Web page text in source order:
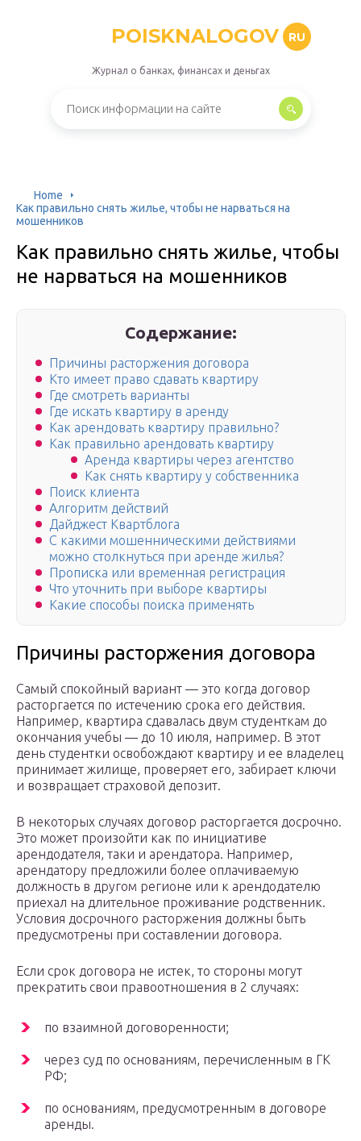
POISKNALOGOV RU
Журнал о банках, финансах и деньгах
Home
Как правильно снять жилье, чтобы не нарваться на
мошенников
Как правильно снять жилье, чтобы
не нарваться на мошенников
Содержание:
Причины расторжения договора
Кто имеет право сдавать квартиру
Где смотреть варианты
Где искать квартиру в аренду
Как арендовать квартиру правильно?
Как правильно арендовать квартиру
Аренда квартиры через агентство
Как снять квартиру у собственника
Поиск клиента
Алгоритм действий
Дайджест Квартблога
С какими мошенническими действиями
можно столкнуться при аренде жилья?
Прописка или временная регистрация
Что уточнить при выборе квартиры
Какие способы поиска применять
Причины расторжения договора
Самый спокойный вариант — это когда договор
расторгается по истечению срока его действия.
Например, квартира сдавалась двум студенткам до
окончания учебы — до 10 июля, например. В этот
день студентки освобождают квартиру и ее владелец
принимает жилище, проверяет его, забирает ключи
и возвращает страховой депозит.
В некоторых случаях договор расторгается досрочно.
Это может произойти как по инициативе
арендодателя, таки и арендатора. Например,
арендатору предложили более оплачиваемую
должность в другом регионе или к арендодателю
приехал на длительное проживание родственник.
Условия досрочного расторжения должны быть
предусмотрены при составлении договора.
Если срок договора не истек, то стороны могут
прекратить свои правоотношения в 2 случаях:
по взаимной договоренности;
через суд по основаниям, перечисленным в ГК
РФ;
по основаниям, предусмотренным в договоре
аренды.